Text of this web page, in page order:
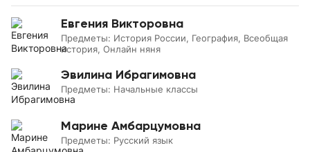
Евгения Викторовна
Предметы: История России, География, Всеобщая
история, Онлайн няня
Эвилина Ибрагимовна
Предметы: Начальные классы
Марине Амбарцумовна
Предметы: Русский язык